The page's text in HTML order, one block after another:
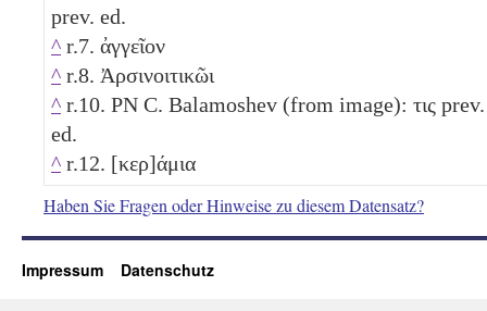
prev. ed.
^ r.7. ἀγγεῖον
^ r.8. Ἀρσινοιτικῶι
^ r.10. PN C. Balamoshev (from image): τις prev.
ed.
^ r.12. [κερ]άμια
Haben Sie Fragen oder Hinweise zu diesem Datensatz?
Impressum Datenschutz